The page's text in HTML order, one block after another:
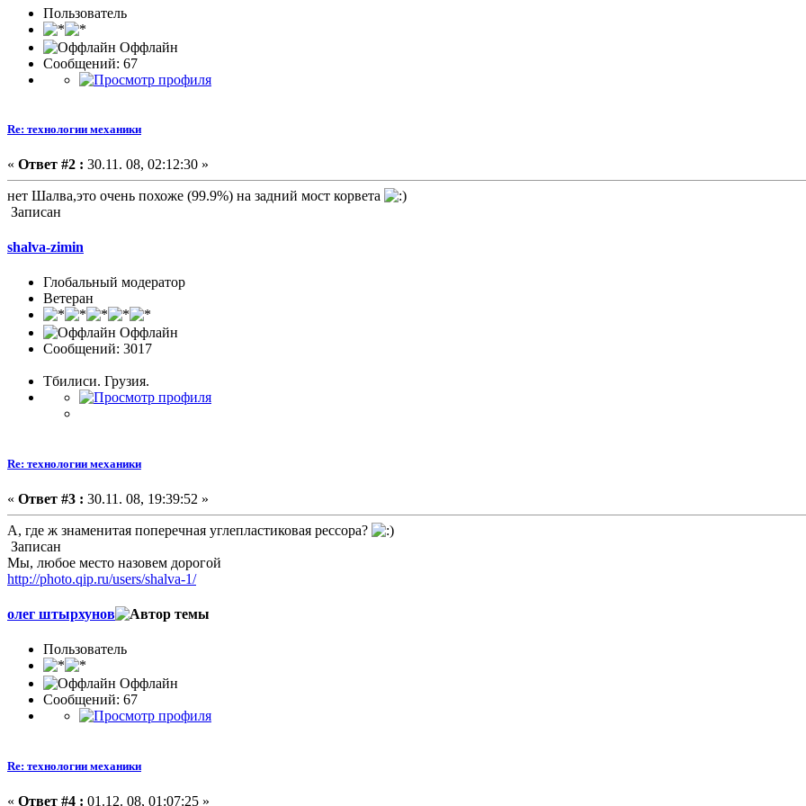
Пользователь
Оффлайн
Сообщений: 67
Re: технологии механики
« Ответ #2 : 30.11. 08, 02:12:30 »
нет Шалва,это очень похоже (99.9%) на задний мост корвета
Записан
shalva-zimin
Глобальный модератор
Ветеран
Оффлайн
Сообщений: 3017
Тбилиси. Грузия.
Re: технологии механики
« Ответ #3 : 30.11. 08, 19:39:52 »
А, где ж знаменитая поперечная углепластиковая рессора?
Записан
Мы, любое место назовем дорогой
http://photo.qip.ru/users/shalva-1/
олег штырхунов
Пользователь
Оффлайн
Сообщений: 67
Re: технологии механики
« Ответ #4 : 01.12. 08, 01:07:25 »